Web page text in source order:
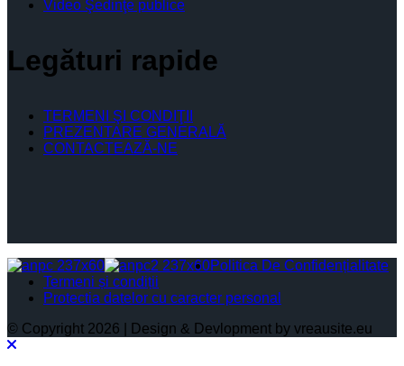
Video Şedinţe publice
Legături rapide
TERMENI ŞI CONDIŢII
PREZENTARE GENERALĂ
CONTACTEAZĂ-NE
Politica De Confidențialitate
Termeni și condiții
Protectia datelor cu caracter personal
© Copyright 2026 | Design & Devlopment by vreausite.eu